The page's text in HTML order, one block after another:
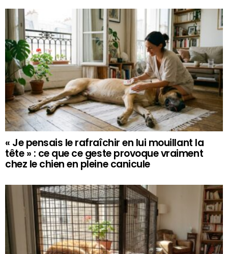
« Je pensais le rafraîchir en lui mouillant la
tête » : ce que ce geste provoque vraiment
chez le chien en pleine canicule